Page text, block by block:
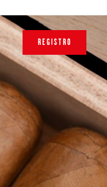
REGISTRO